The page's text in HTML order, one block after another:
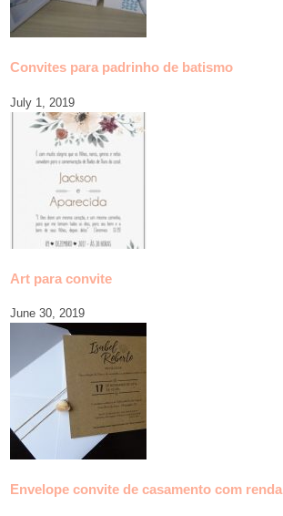
Convites para padrinho de batismo
July 1, 2019
Art para convite
June 30, 2019
Envelope convite de casamento com renda